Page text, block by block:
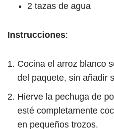
2 tazas de agua
Instrucciones:
Cocina el arroz blanco
del paquete, sin añadir
Hierve la pechuga de
esté completamente
en pequeños trozos.